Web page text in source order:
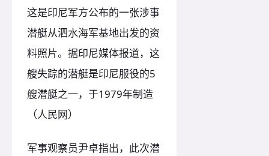
这是印尼军方公布的一张涉事
潜艇从泗水海军基地出发的资
料照片。据印尼媒体报道，这
艘失踪的潜艇是印尼服役的5
艘潜艇之一，于1979年制造
（人民网）
军事观察员尹卓指出，此次潜